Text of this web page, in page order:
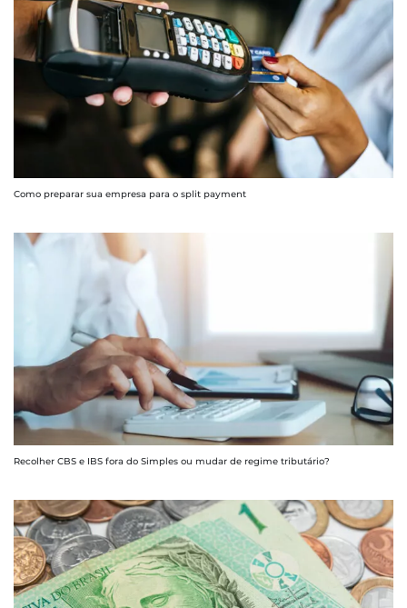
Como preparar sua empresa para o split payment
Recolher CBS e IBS fora do Simples ou mudar de regime tributário?